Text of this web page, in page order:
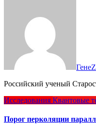
Российский ученый
Исследования Квантовые
Порог перколяции